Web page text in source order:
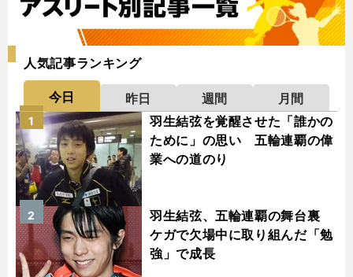
人気記事ランキング
今日 昨日 週間
月間
羽生結弦を覚醒させた「誰かの
ために」の思い 五輪連覇の偉
業への道のり
1
羽生結弦、五輪連覇の舞台裏
ケガで欠場中に取り組んだ「勉
強」で成長
2